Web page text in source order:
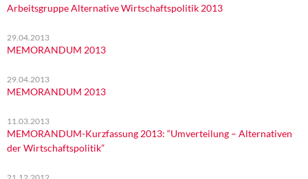
Arbeitsgruppe Alternative Wirtschaftspolitik 2013
29.04.2013
MEMORANDUM 2013
29.04.2013
MEMORANDUM 2013
11.03.2013
MEMORANDUM-Kurzfassung 2013: “Umverteilung – Alternativen
der Wirtschaftspolitik”